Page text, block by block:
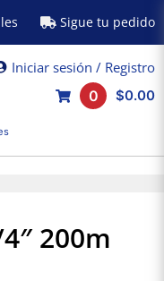
Sigue tu pedido
Iniciar sesión / Registro
0
$0.00
200m